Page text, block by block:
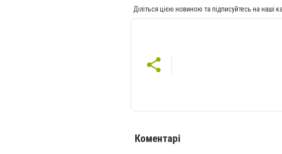
Діліться цією новиною та підписуйтесь на наші
Коментарі